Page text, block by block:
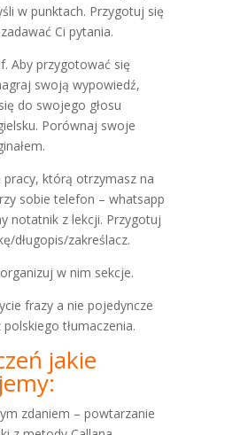
w punktach. Przygotuj się
Ci pytania.
Aby przygotować się
swoją wypowiedź,
do swojego głosu
Porównaj swoje
pracy, którą otrzymasz na
sobie telefon – whatsapp
notatnik z lekcji. Przygotuj
długopis/zakreślacz.
w nim sekcje.
frazy a nie pojedyncze
polskiego tłumaczenia.
jakie
zdaniem – powtarzanie